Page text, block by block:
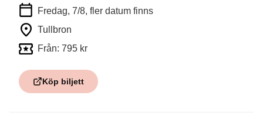
Fredag, 7/8, fler datum finns
Tullbron
Från: 795 kr
Köp biljett